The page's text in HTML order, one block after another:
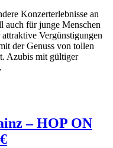
Konzerterlebnisse an
auch für junge Menschen
Vergünstigungen
der Genuss von tollen
Azubis mit gültiger
– HOP ON